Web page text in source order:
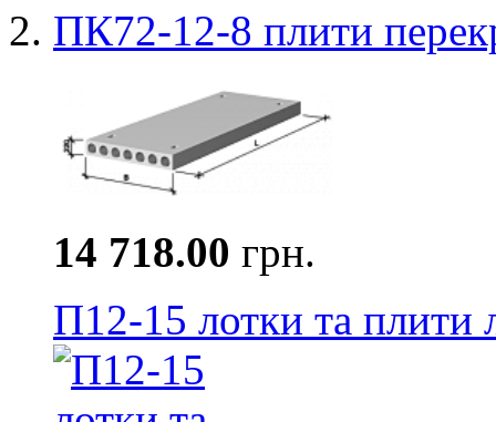
ПК72-12-8 плити
14 718.00 грн.
П12-15 лотки та плити